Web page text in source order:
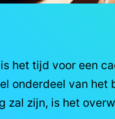
het tijd voor een
onderdeel van het
zal zijn, is het